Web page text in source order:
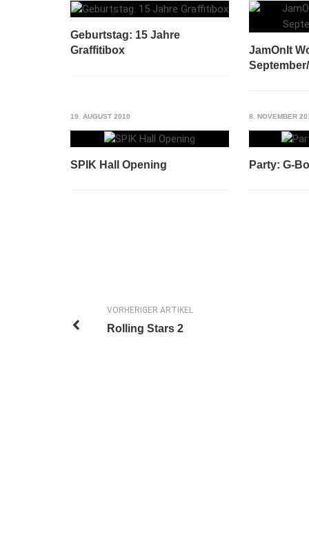
Geburtstag: 15 Jahre
Graffitibox
JamOnIt
19. AUGUST 2010
SPIK Hall Opening
8. NOVEMBER
Party: G-
VORHERIGER ARTIKEL
Rolling Stars 2